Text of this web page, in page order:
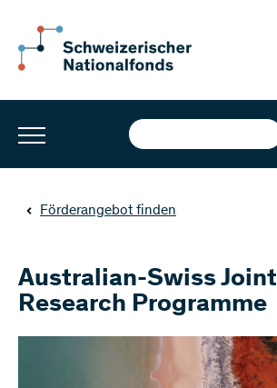
Förderangebot finden
Australian-Swiss Joint
Research Programme